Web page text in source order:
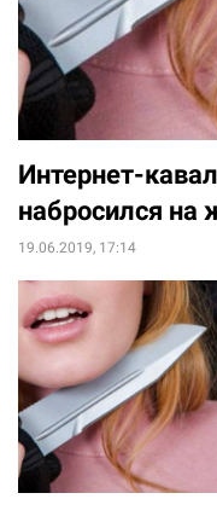
Интернет-
набросился
19.06.2019, 17:14